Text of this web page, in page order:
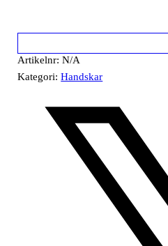
Artikelnr:N/A
Kategori:Handskar